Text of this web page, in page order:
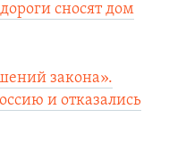
сносят дом
закона».
и отказались